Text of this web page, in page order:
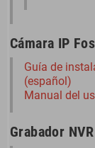
Cámara IP
Guía de
(español)
Manual del
Grabador